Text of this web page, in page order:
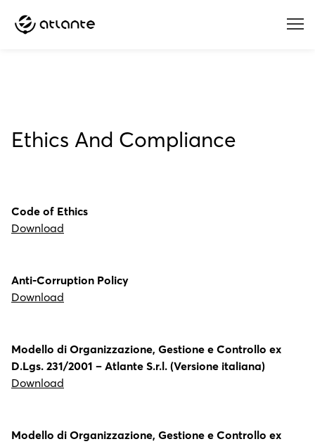
Menu
Ethics And Compliance
Code of Ethics
Download
Anti-Corruption Policy
Download
Modello di Organizzazione, Gestione e Controllo ex
D.Lgs. 231/2001 – Atlante S.r.l. (Versione italiana)
Download
Modello di Organizzazione, Gestione e Controllo ex